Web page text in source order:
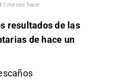
11 meses hace
resultados de las
de hace un